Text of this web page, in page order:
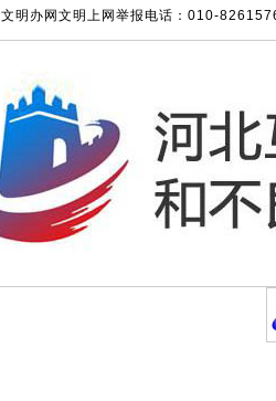
文明办网文明上网举报电话：010-